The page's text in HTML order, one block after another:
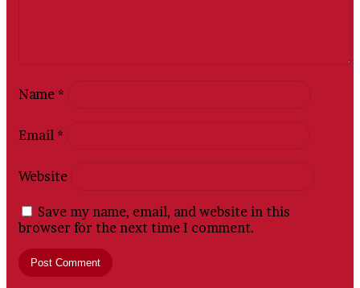
Name *
Email *
Website
Save my name, email, and website in this
browser for the next time I comment.